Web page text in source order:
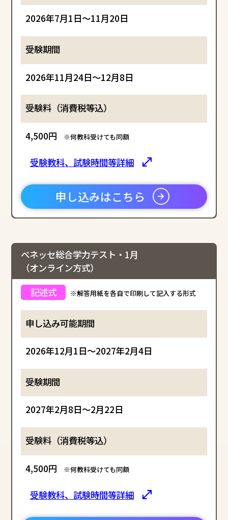
2026年7月1日～11月20日
2026年11月24日～12月8日
4,500円 ※何教科受けても同額
受験教科、試験時間等詳細
申し込みはこちら
ベネッセ総合学力テスト・1月
（オンライン方式）
※解答用紙を各自で印刷して記入する形式
2026年12月1日～2027年2月4日
2027年2月8日～2月22日
4,500円 ※何教科受けても同額
受験教科、試験時間等詳細